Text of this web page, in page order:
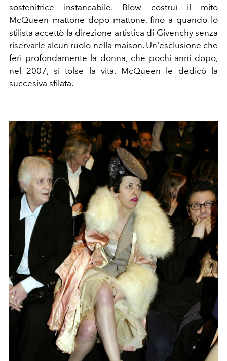
sostenitrice instancabile. Blow costruì il mito
McQueen mattone dopo mattone, fino a quando lo
stilista accettò la direzione artistica di Givenchy senza
riservarle alcun ruolo nella maison. Un'esclusione che
ferì profondamente la donna, che pochi anni dopo,
nel 2007, si tolse la vita. McQueen le dedicò la
succesiva sfilata.